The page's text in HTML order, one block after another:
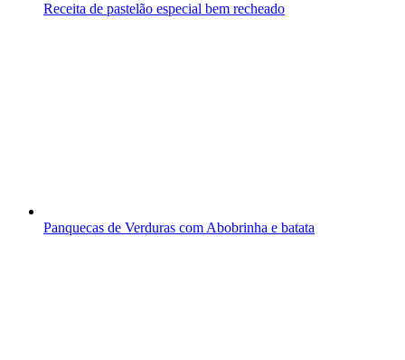
Receita de pastelão especial bem recheado
Panquecas de Verduras com Abobrinha e batata